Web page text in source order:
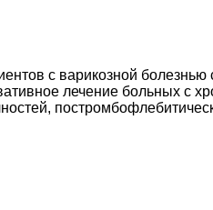
с варикозной
лечение больных с